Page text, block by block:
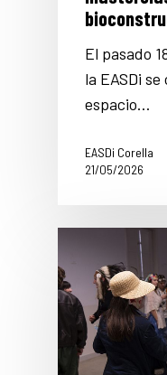
El pasado
la EASDi
espacio…
EASDi Corella
21/05/2026